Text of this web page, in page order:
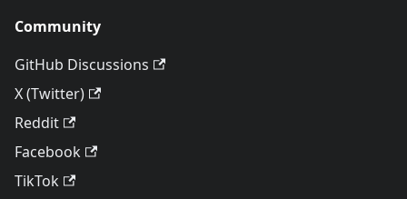
Community
GitHub Discussions
X (Twitter)
Reddit
Facebook
TikTok